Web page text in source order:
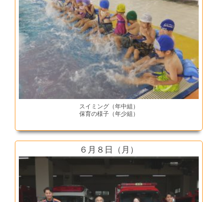
スイミング（年中組）
保育の様子（年少組）
６月８日（月）